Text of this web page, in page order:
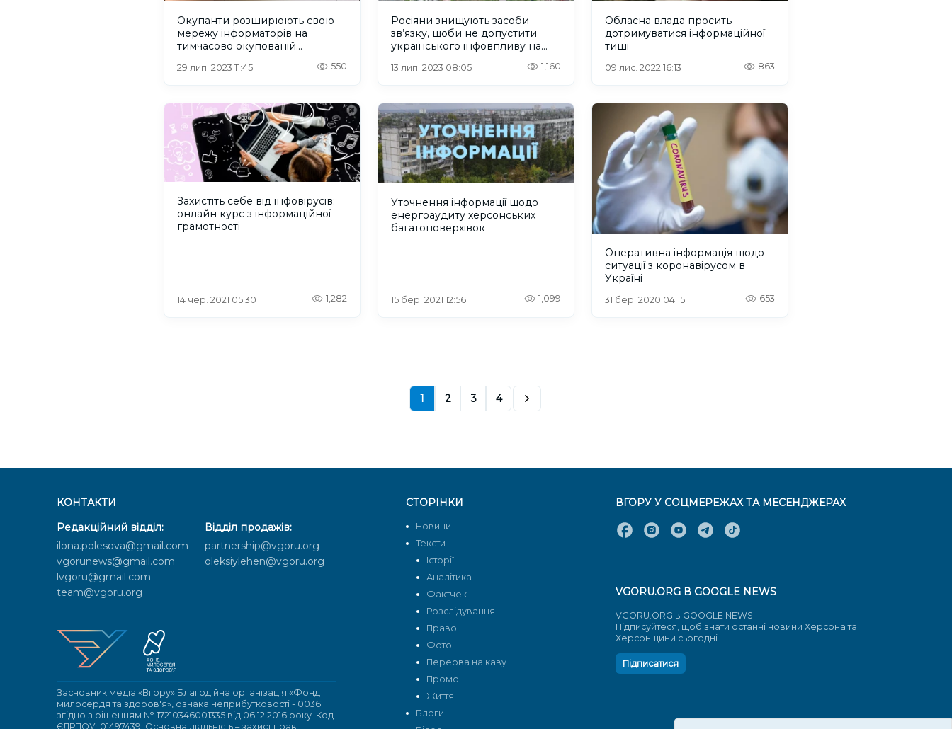
Окупанти розширюють свою
мережу інформаторів на
тимчасово окупованій
29 лип. 2023 11:45 550
Росіяни знищують засоби
зв’язку, щоби не допустити
українського інфовпливу на
Наталія Гуменюк
13 лип. 2023 08:05 1,160
Обласна влада просить
дотримуватися інформаційної
тиші
09 лис. 2022 16:13 863
Захистіть себе від інфовірусів:
онлайн курс з інформаційної
грамотності
14 чер. 2021 05:30 1,282
Уточнення інформації щодо
енергоаудиту херсонських
багатоповерхівок
15 бер. 2021 12:56 1,099
Оперативна інформація щодо
ситуації з коронавірусом в
Україні
31 бер. 2020 04:15 653
1 2 3 4
КОНТАКТИ
Редакційний відділ:
ilona.polesova@gmail.com
vgorunews@gmail.com
lvgoru@gmail.com
team@vgoru.org
Відділ продажів:
partnership@vgoru.org
oleksiylehen@vgoru.org
Засновник медіа «Вгору» Благодійна організація «Фонд
милосердя та здоров'я», ознака неприбутковості - 0036
згідно з рішенням № 17210346001335 від 06.12.2016 року. Код
ЄДРПОУ: 01497439. Основна діяльність – захист прав
СТОРІНКИ
Новини
Тексти
Історії
Аналітика
Фактчек
Розслідування
Право
Фото
Перерва на каву
Промо
Життя
Блоги
ВГОРУ У СОЦМЕРЕЖАХ ТА МЕСЕНДЖЕРАХ
VGORU.ORG В GOOGLE NEWS
VGORU.ORG в GOOGLE NEWS
Підписуйтеся, щоб знати останні новини Херсона та
Херсонщини сьогодні
Підписатися